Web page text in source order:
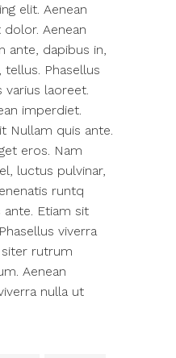
elit. Aenean
Aenean
ante, dapibus in,
tellus. Phasellus
laoreet.
imperdiet.
Nullam quis ante.
eros. Nam
luctus pulvinar,
runtq
ante. Etiam sit
viverra
rutrum
Aenean
nulla ut